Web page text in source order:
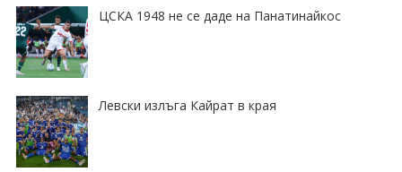
ЦСКА 1948 не се даде на Панатинайкос
Левски излъга Кайрат в края